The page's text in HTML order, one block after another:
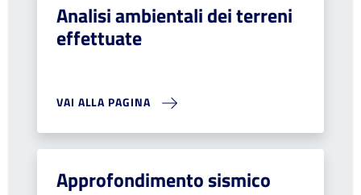
Analisi ambientali dei terreni
effettuate
VAI ALLA PAGINA
Approfondimento sismico